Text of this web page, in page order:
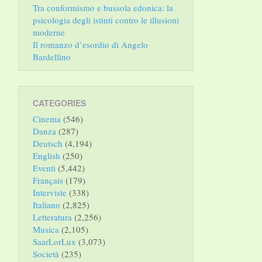
Tra conformismo e bussola edonica: la
psicologia degli istinti contro le illusioni
moderne
Il romanzo d’esordio di Angelo
Bardellino
CATEGORIES
Cinema (546)
Danza (287)
Deutsch (4,194)
English (250)
Eventi (5,442)
Français (179)
Interviste (338)
Italiano (2,825)
Letteratura (2,256)
Musica (2,105)
SaarLorLux (3,073)
Società (235)